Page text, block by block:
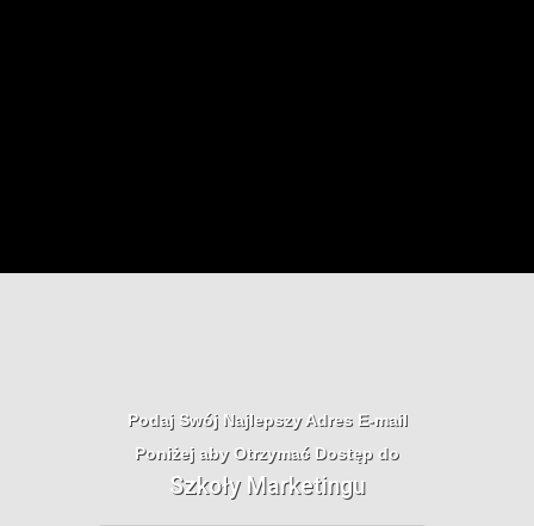
Podaj Swój Najlepszy Adres E-mail
Poniżej aby Otrzymać Dostęp do
Szkoły Marketingu